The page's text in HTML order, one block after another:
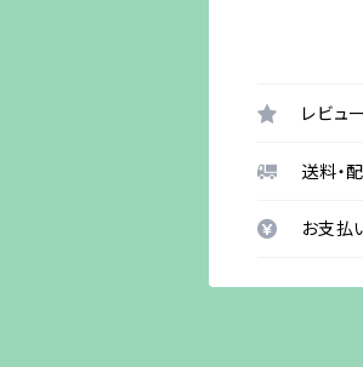
レビュー
送料・
お支払